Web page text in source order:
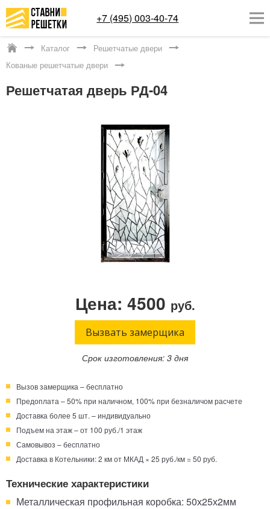
+7 (495) 003-40-74
Заказать обратный звонок
+7 (495) 003-40-74 Круглосуточно!
Каталог
Решетчатые двери
Кованые решетчатые двери
Решетчатая дверь РД-04
Цена: 4500 руб.
Вызвать замерщика
Срок изготовления: 3 дня
Вызов замерщика – бесплатно
Предоплата – 50% при наличном, 100% при безналичом расчете
Доставка более 5 шт. – индивидуально
Подъем на этаж – от 100 руб./1 этаж
Самовывоз – бесплатно
Доставка в Котельники: 2 км от МКАД × 25 руб./км = 50 руб.
Технические характеристики
Металлическая профильная коробка: 50х25х2мм